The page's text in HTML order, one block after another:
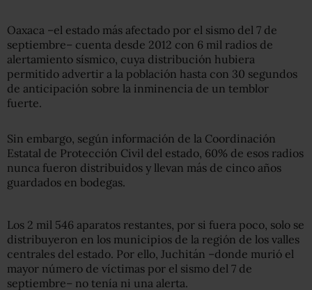
Oaxaca –el estado más afectado por el sismo del 7 de
septiembre– cuenta desde 2012 con 6 mil radios de
alertamiento sísmico, cuya distribución hubiera
permitido advertir a la población hasta con 30 segundos
de anticipación sobre la inminencia de un temblor
fuerte.
Sin embargo, según información de la Coordinación
Estatal de Protección Civil del estado, 60% de esos radios
nunca fueron distribuidos y llevan más de cinco años
guardados en bodegas.
Los 2 mil 546 aparatos restantes, por si fuera poco, solo se
distribuyeron en los municipios de la región de los valles
centrales del estado. Por ello, Juchitán –donde murió el
mayor número de víctimas por el sismo del 7 de
septiembre– no tenía ni una alerta.